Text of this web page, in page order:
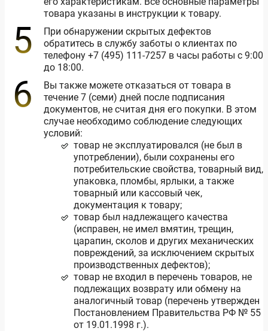
товара указаны в инструкции к товару.
При обнаружении скрытых дефектов
обратитесь в службу заботы о клиентах по
телефону +7 (495) 111-7257 в часы работы с 9:00
до 18:00.
Вы также можете отказаться от товара в
течение 7 (семи) дней после подписания
документов, не считая дня его покупки. В этом
случае необходимо соблюдение следующих
условий:
товар не эксплуатировался (не был в
употреблении), были сохранены его
потребительские свойства, товарный вид,
упаковка, пломбы, ярлыки, а также
товарный или кассовый чек,
документация к товару;
товар был надлежащего качества
(исправен, не имел вмятин, трещин,
царапин, сколов и других механических
повреждений, за исключением скрытых
производственных дефектов);
товар не входил в перечень товаров, не
подлежащих возврату или обмену на
аналогичный товар (перечень утвержден
Постановлением Правительства РФ № 55
от 19.01.1998 г.).